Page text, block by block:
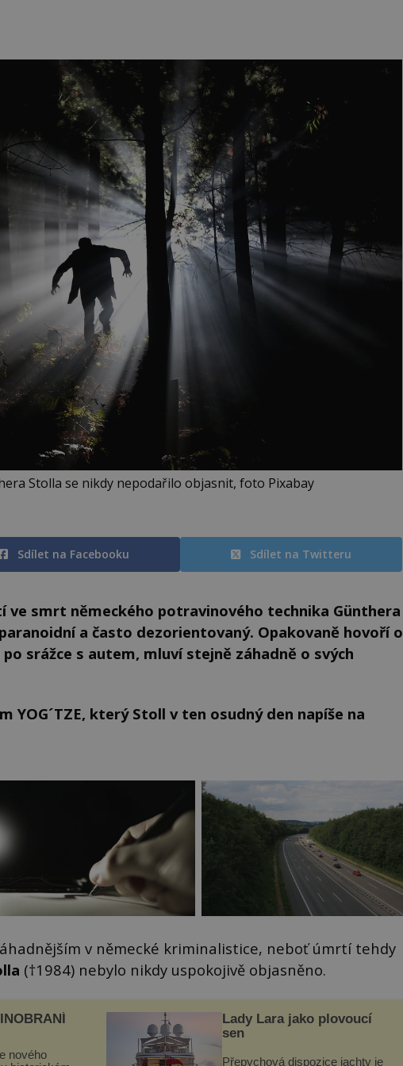
Stolla se nikdy nepodařilo objasnit, foto Pixabay
Sdílet na Facebooku Sdílet na Twitteru
ve smrt německého potravinového technika Günthera
a často dezorientovaný. Opakovaně hovoří o
po srážce s autem, mluví stejně záhadně o svých
YOG´TZE, který Stoll v ten osudný den napíše na
v německé kriminalistice, neboť úmrtí tehdy
(†1984) nebylo nikdy uspokojivě objasněno.
nového
Lady Lara jako plovoucí
sen
Přepychová dispozice jachty je